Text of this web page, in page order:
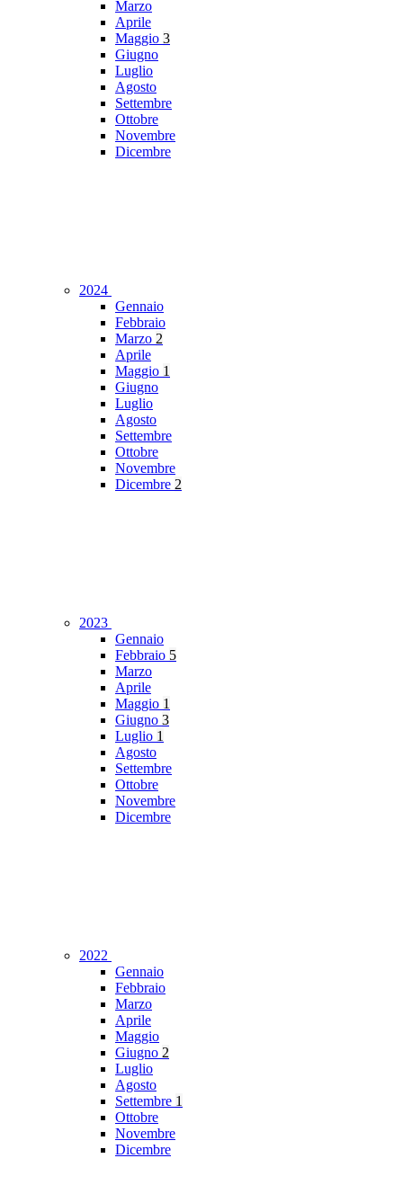
Marzo
Aprile
Maggio 3
Giugno
Luglio
Agosto
Settembre
Ottobre
Novembre
Dicembre
2024
Gennaio
Febbraio
Marzo 2
Aprile
Maggio 1
Giugno
Luglio
Agosto
Settembre
Ottobre
Novembre
Dicembre 2
2023
Gennaio
Febbraio 5
Marzo
Aprile
Maggio 1
Giugno 3
Luglio 1
Agosto
Settembre
Ottobre
Novembre
Dicembre
2022
Gennaio
Febbraio
Marzo
Aprile
Maggio
Giugno 2
Luglio
Agosto
Settembre 1
Ottobre
Novembre
Dicembre